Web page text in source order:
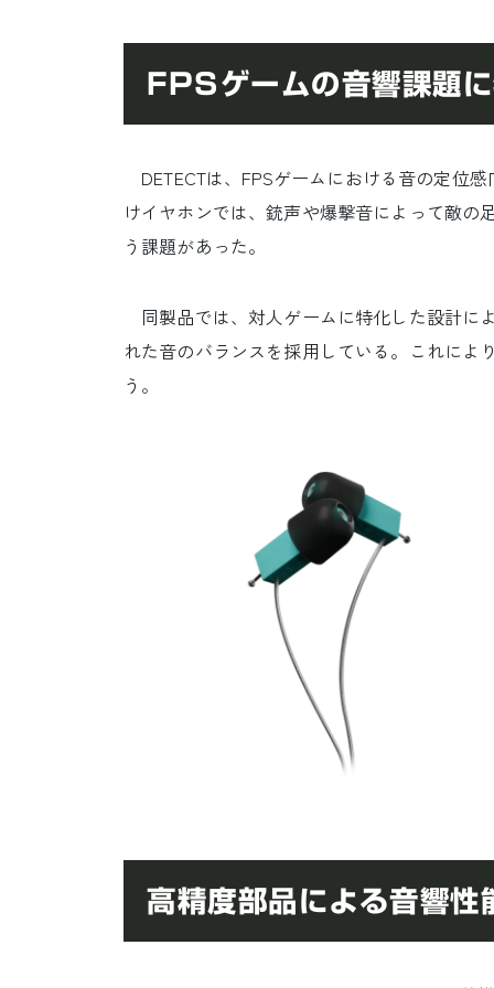
FPSゲームの音響課題
DETECTは、FPSゲームにおける音の定位
けイヤホンでは、銃声や爆撃音によって敵
う課題があった。
同製品では、対人ゲームに特化した設計に
れた音のバランスを採用している。これに
う。
高精度部品による音響性